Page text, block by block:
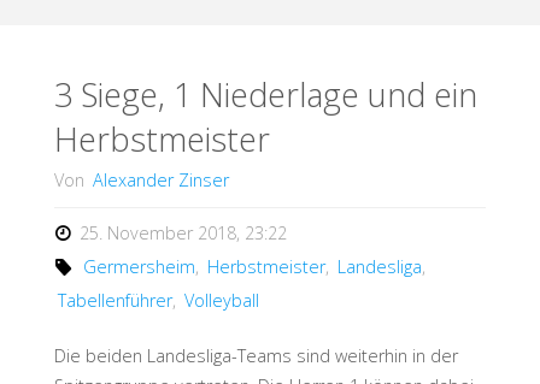
3 Siege, 1 Niederlage und ein
Herbstmeister
Von Alexander Zinser
25. November 2018, 23:22
Germersheim, Herbstmeister, Landesliga,
Tabellenführer, Volleyball
Die beiden Landesliga-Teams sind weiterhin in der